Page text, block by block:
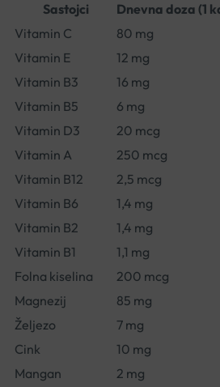
Sastojci
Dnevna doza (1
Vitamin C
80 mg
Vitamin E
12 mg
Vitamin B3
16 mg
Vitamin B5
6 mg
Vitamin D3
20 mcg
Vitamin A
250 mcg
Vitamin B12
2,5 mcg
Vitamin B6
1,4 mg
Vitamin B2
1,4 mg
Vitamin B1
1,1 mg
Folna kiselina
200 mcg
Magnezij
85 mg
Željezo
7 mg
Cink
10 mg
Mangan
2 mg